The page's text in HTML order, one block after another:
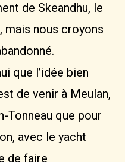
de Skeandhu, le
mais nous croyons
que l’idée bien
de venir à Meulan,
Tonneau que pour
avec le yacht
de faire